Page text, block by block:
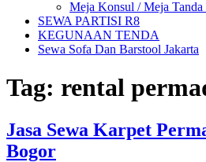
Meja Konsul / Meja Tanda
SEWA PARTISI R8
KEGUNAAN TENDA
Sewa Sofa Dan Barstool Jakarta
Tag: rental
Jasa Sewa Karpet
Bogor